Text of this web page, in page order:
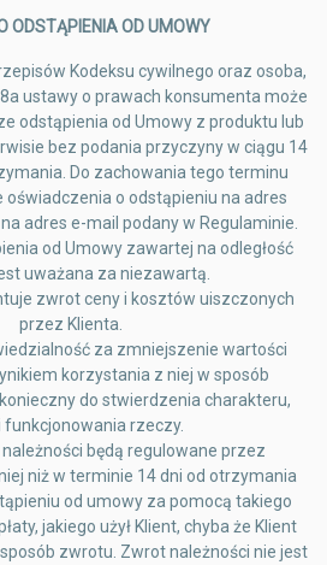
ODSTĄPIENIA OD UMOWY
Kodeksu cywilnego oraz osoba,
ustawy o prawach konsumenta może
odstąpienia od Umowy z produktu lub
bez podania przyczyny w ciągu 14
Do zachowania tego terminu
oświadczenia o odstąpieniu na adres
adres e-mail podany w Regulaminie.
od Umowy zawartej na odległość
uważana za niezawartą.
zwrot ceny i kosztów uiszczonych
przez Klienta.
za zmniejszenie wartości
korzystania z niej w sposób
do stwierdzenia charakteru,
funkcjonowania rzeczy.
będą regulowane przez
niż w terminie 14 dni od otrzymania
od umowy za pomocą takiego
jakiego użył Klient, chyba że Klient
zwrotu. Zwrot należności nie jest